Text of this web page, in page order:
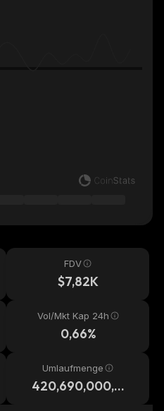
FDV
$7,82K
Vol/Mkt Kap 24h
0,66%
Umlaufmenge
420,690,000,00